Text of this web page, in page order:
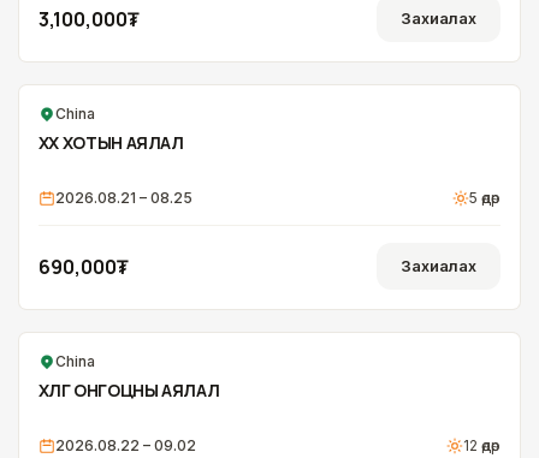
3,100,000₮ Захиалах
China
ХӨХ ХОТЫН АЯЛАЛ
2026.08.21 – 08.25 5 өдөр
690,000₮ Захиалах
China
ХӨЛӨГ ОНГОЦНЫ АЯЛАЛ
2026.08.22 – 09.02 12 өдөр